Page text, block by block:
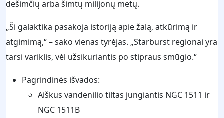
dešimčių arba šimtų milijonų metų.
„Ši galaktika pasakoja istoriją apie žalą, atkūrimą ir
atgimimą,“ – sako vienas tyrėjas. „Starburst regionai yra
tarsi variklis, vėl užsikuriantis po stipraus smūgio.“
Pagrindinės išvados:
Aiškus vandenilio tiltas jungiantis NGC 1511 ir
NGC 1511B